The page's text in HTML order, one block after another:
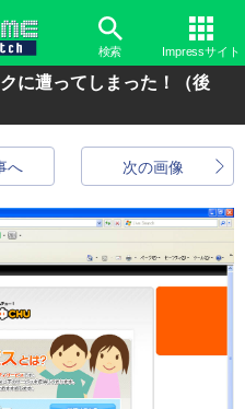
検索 Impressサイト
に遭ってしまった！（後
次の画像
へ